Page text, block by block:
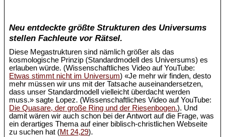
Neu entdeckte größte Strukturen des Universums
stellen Fachleute vor Rätsel.
Diese Megastrukturen sind nämlich größer als das
kosmologische Prinzip (Standardmodell des Universums) es
erlauben würde. (Wissenschaftliches Video auf YouTube:
Etwas stimmt nicht im Universum) «Je mehr wir finden, desto
mehr müssen wir uns mit der Tatsache auseinandersetzen,
dass unser Standardmodell vielleicht überdacht werden
muss.» sagte Lopez. (Wissenschaftliches Video auf YouTube:
Die Quasare, der große Ring und der Riesenbogen.). Und
damit wären wir auch schon bei der Antwort auf die Frage, was
ein derartiges Thema auf einer biblisch-christlichen Webseite
zu suchen hat (Mt 24,29).